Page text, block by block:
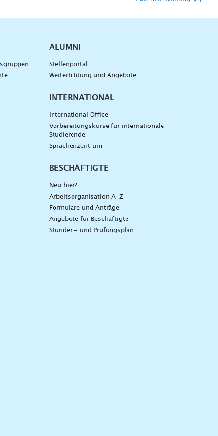
ALUMNI
Stellenportal
Weiterbildung und Angebote
INTERNATIONAL
International Office
Vorbereitungskurse für internationale
Studierende
Sprachenzentrum
BESCHÄFTIGTE
Neu hier?
Arbeitsorganisation A-Z
Formulare und Anträge
Angebote für Beschäftigte
Stunden- und Prüfungsplan